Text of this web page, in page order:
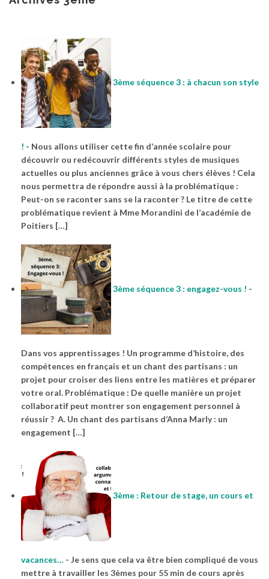
3ème séquence 3 : à chacun son style
! - Nous allons utiliser cette fin d’année scolaire pour
découvrir ou redécouvrir différents styles de musiques
actuelles ou plus anciennes grâce à vous chers élèves ! Cela
nous permettra de répondre aussi à la problématique :
Peut-on se raconter sans se la raconter ? Le titre de cette
problématique revient à Mme Morandini de l’académie de
Poitiers […]
3ème séquence 3 : engagez-vous ! -
Dans vos apprentissages ! Un programme d’histoire, des
compétences en français et un chant des partisans : un
projet pour croiser des liens entre les matières et préparer
votre oral. Problématique : De quelle manière un projet
collaboratif peut montrer son engagement personnel à
réussir ? A. Un chant des partisans d’Anna Marly : un
engagement […]
3ème : Retour de stage, un cours et
vacances… - Je sens que cela va être bien compliqué de vous
mettre à travailler les 3èmes pour 55 min de cours après